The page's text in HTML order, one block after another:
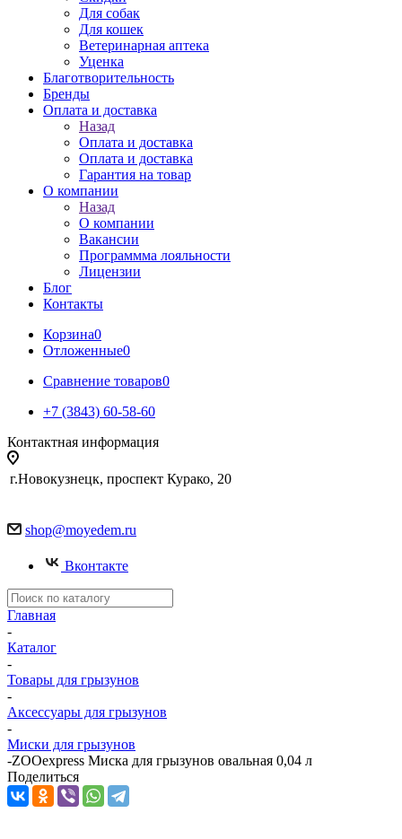
Для собак
Для кошек
Ветеринарная аптека
Уценка
Благотворительность
Бренды
Оплата и доставка
Назад
Оплата и доставка
Оплата и доставка
Гарантия на товар
О компании
Назад
О компании
Вакансии
Программма лояльности
Лицензии
Блог
Контакты
Корзина0
Отложенные0
Сравнение товаров0
+7 (3843) 60-58-60
Контактная информация
г.Новокузнецк, проспект Курако, 20
shop@moyedem.ru
Вконтакте
Главная
-
Каталог
-
Товары для грызунов
-
Аксессуары для грызунов
-
Миски для грызунов
-ZOOexpress Миска для грызунов овальная 0,04 л
Поделиться